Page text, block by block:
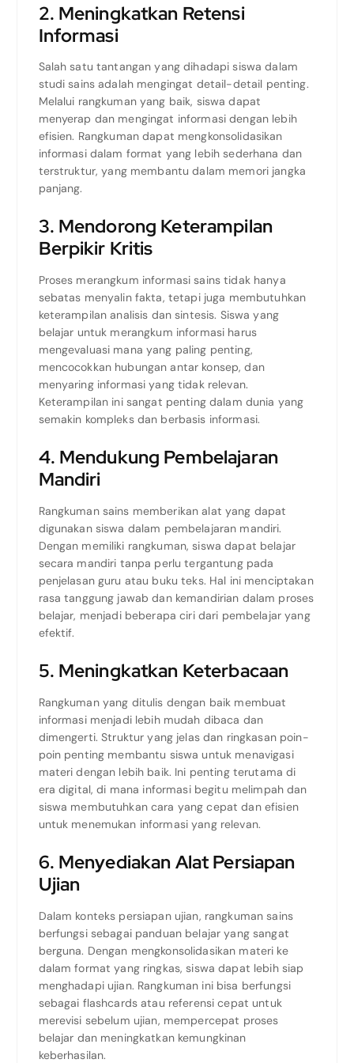
2. Meningkatkan Retensi
Informasi
Salah satu tantangan yang dihadapi siswa dalam
studi sains adalah mengingat detail-detail penting.
Melalui rangkuman yang baik, siswa dapat
menyerap dan mengingat informasi dengan lebih
efisien. Rangkuman dapat mengkonsolidasikan
informasi dalam format yang lebih sederhana dan
terstruktur, yang membantu dalam memori jangka
panjang.
3. Mendorong Keterampilan
Berpikir Kritis
Proses merangkum informasi sains tidak hanya
sebatas menyalin fakta, tetapi juga membutuhkan
keterampilan analisis dan sintesis. Siswa yang
belajar untuk merangkum informasi harus
mengevaluasi mana yang paling penting,
mencocokkan hubungan antar konsep, dan
menyaring informasi yang tidak relevan.
Keterampilan ini sangat penting dalam dunia yang
semakin kompleks dan berbasis informasi.
4. Mendukung Pembelajaran
Mandiri
Rangkuman sains memberikan alat yang dapat
digunakan siswa dalam pembelajaran mandiri.
Dengan memiliki rangkuman, siswa dapat belajar
secara mandiri tanpa perlu tergantung pada
penjelasan guru atau buku teks. Hal ini menciptakan
rasa tanggung jawab dan kemandirian dalam proses
belajar, menjadi beberapa ciri dari pembelajar yang
efektif.
5. Meningkatkan Keterbacaan
Rangkuman yang ditulis dengan baik membuat
informasi menjadi lebih mudah dibaca dan
dimengerti. Struktur yang jelas dan ringkasan poin-
poin penting membantu siswa untuk menavigasi
materi dengan lebih baik. Ini penting terutama di
era digital, di mana informasi begitu melimpah dan
siswa membutuhkan cara yang cepat dan efisien
untuk menemukan informasi yang relevan.
6. Menyediakan Alat Persiapan
Ujian
Dalam konteks persiapan ujian, rangkuman sains
berfungsi sebagai panduan belajar yang sangat
berguna. Dengan mengkonsolidasikan materi ke
dalam format yang ringkas, siswa dapat lebih siap
menghadapi ujian. Rangkuman ini bisa berfungsi
sebagai flashcards atau referensi cepat untuk
merevisi sebelum ujian, mempercepat proses
belajar dan meningkatkan kemungkinan
keberhasilan.